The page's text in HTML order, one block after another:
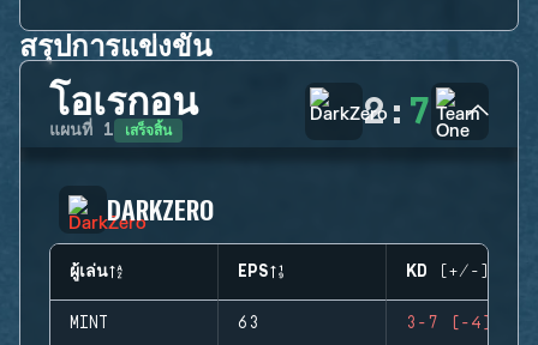
สรุปการแข่งขัน
โอเรกอน
แผนที่ 1 เสร็จสิ้น 2: 7
DARKZERO
ผู้เล่น EPS KD (+/-)
MINT 63 3-7 (-4)